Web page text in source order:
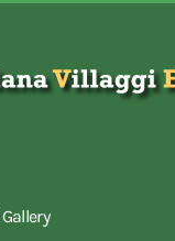
Gallery